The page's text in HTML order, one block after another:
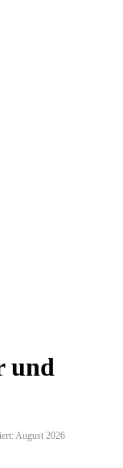
und
August 2026